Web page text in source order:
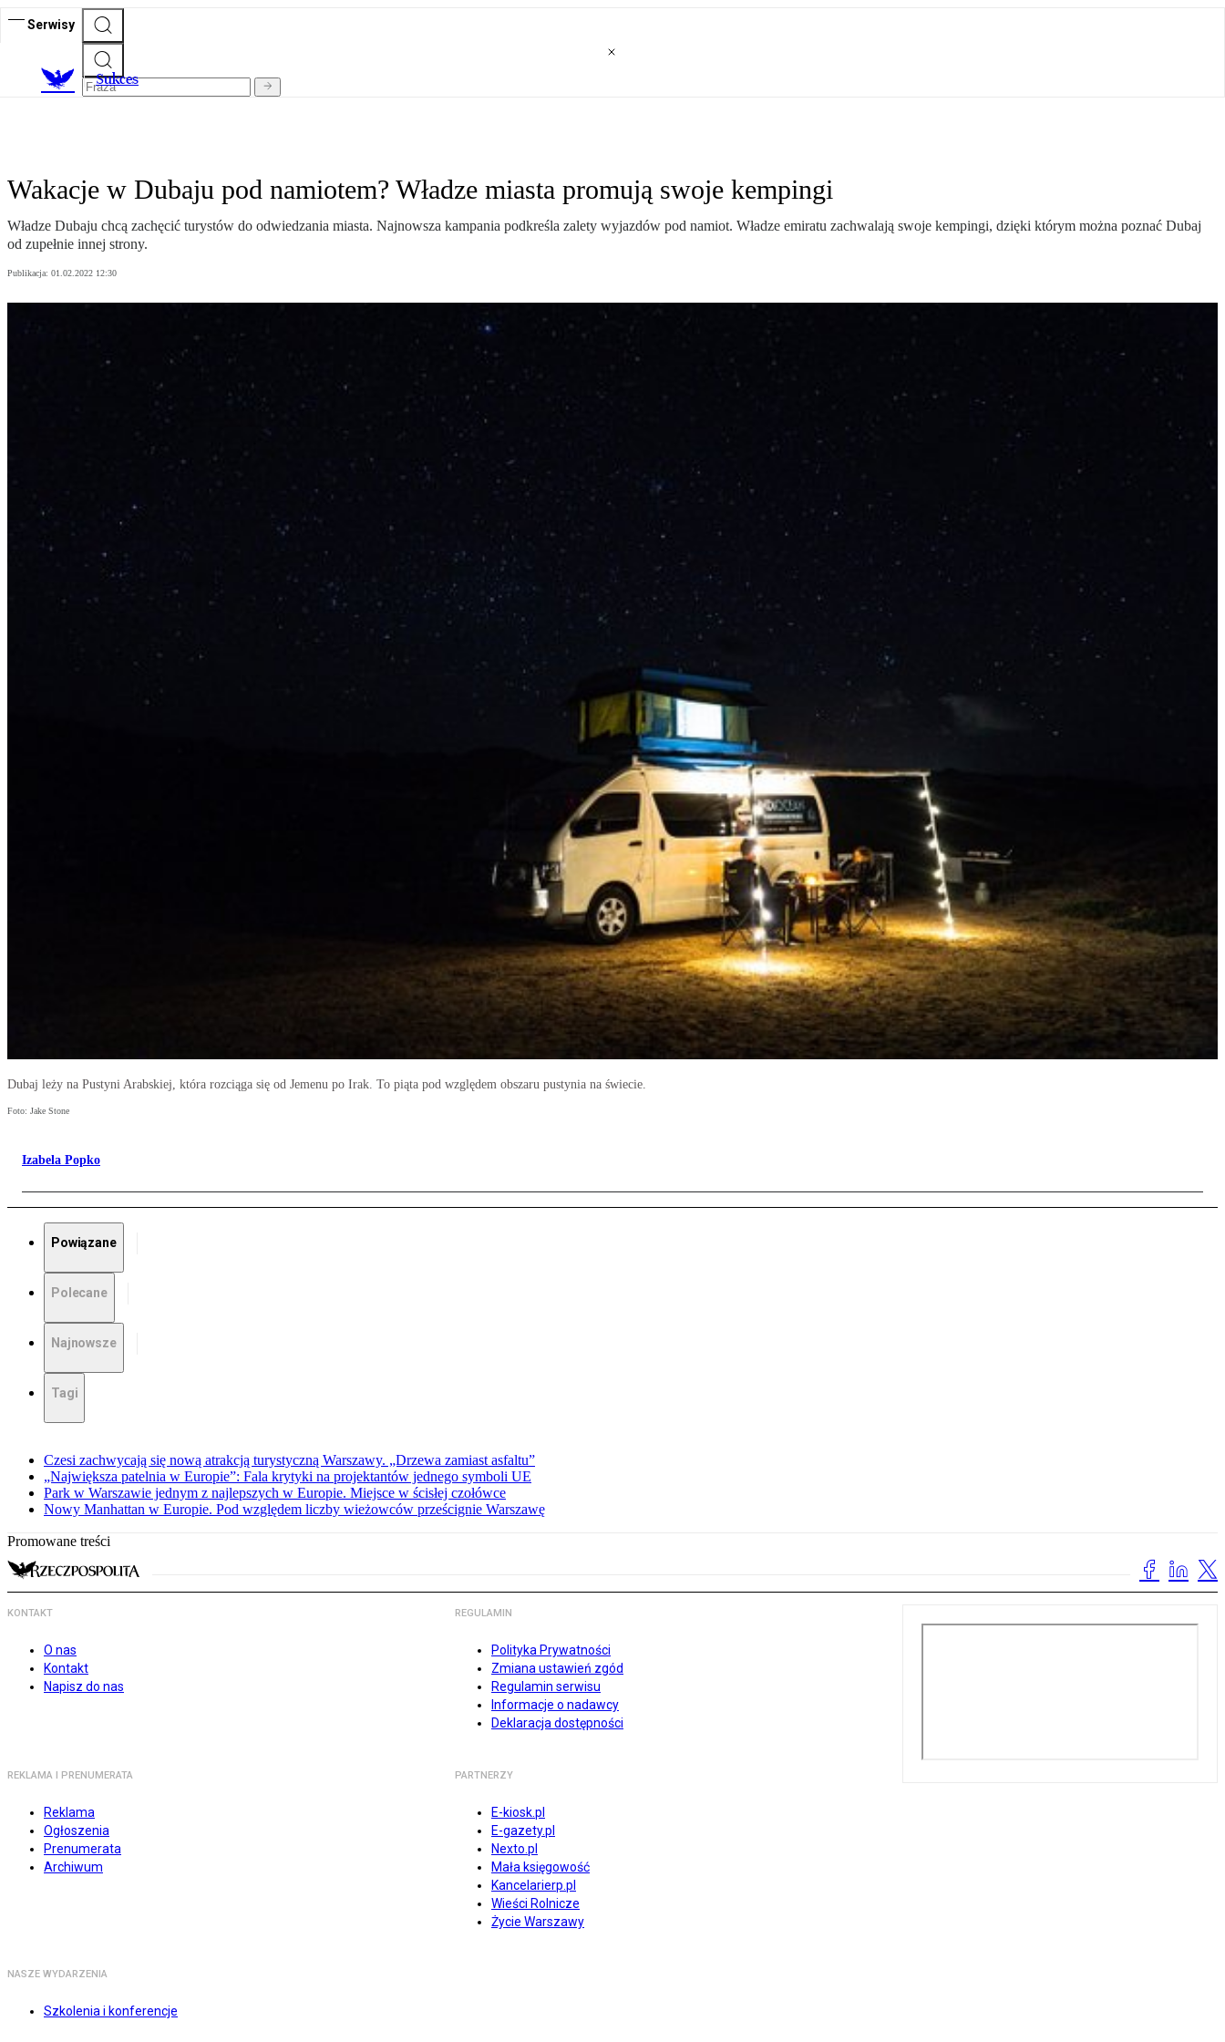
Serwisy
Sukces
Wakacje w Dubaju pod namiotem? Władze miasta promują swoje kempingi
Władze Dubaju chcą zachęcić turystów do odwiedzania miasta. Najnowsza kampania podkreśla zalety wyjazdów pod namiot. Władze emiratu zachwalają swoje kempingi, dzięki którym można poznać Dubaj
od zupełnie innej strony.
Publikacja: 01.02.2022 12:30
Dubaj leży na Pustyni Arabskiej, która rozciąga się od Jemenu po Irak. To piąta pod względem obszaru pustynia na świecie.
Foto: Jake Stone
Izabela Popko
Powiązane
Polecane
Najnowsze
Tagi
Czesi zachwycają się nową atrakcją turystyczną Warszawy. „Drzewa zamiast asfaltu”
„Największa patelnia w Europie”: Fala krytyki na projektantów jednego symboli UE
Park w Warszawie jednym z najlepszych w Europie. Miejsce w ścisłej czołówce
Nowy Manhattan w Europie. Pod względem liczby wieżowców prześcignie Warszawę
Promowane treści
KONTAKT
O nas
Kontakt
Napisz do nas
REGULAMIN
Polityka Prywatności
Zmiana ustawień zgód
Regulamin serwisu
Informacje o nadawcy
Deklaracja dostępności
REKLAMA I PRENUMERATA
Reklama
Ogłoszenia
Prenumerata
Archiwum
PARTNERZY
E-kiosk.pl
E-gazety.pl
Nexto.pl
Mała księgowość
Kancelarierp.pl
Wieści Rolnicze
Życie Warszawy
NASZE WYDARZENIA
Szkolenia i konferencje